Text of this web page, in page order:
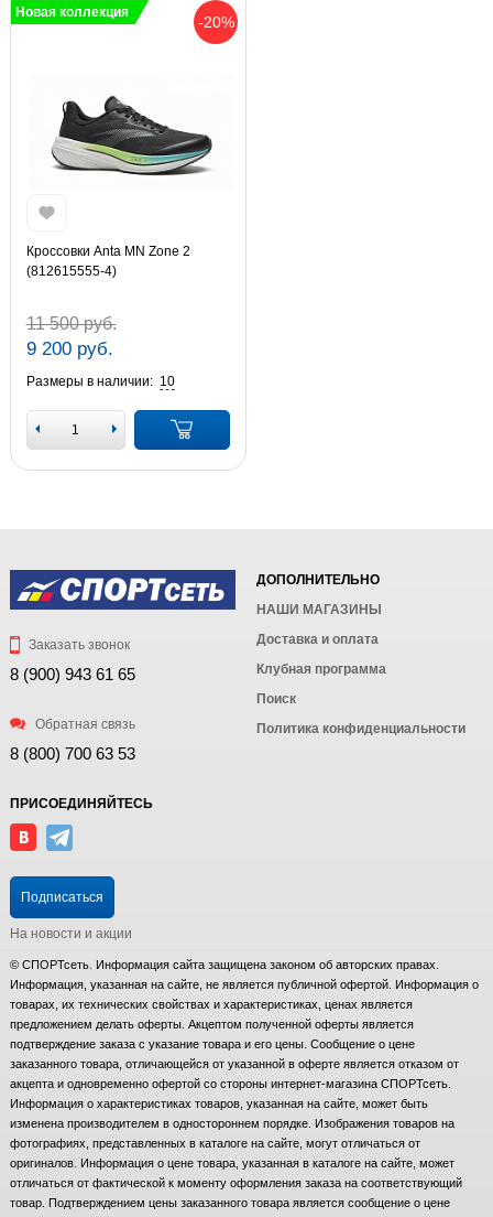
-20%
Новая коллекция
Кроссовки Anta MN Zone 2
(812615555-4)
11 500 руб.
9 200 руб.
Размеры в наличии: 10
Заказать звонок
8 (900) 943 61 65
Обратная связь
8 (800) 700 63 53
ДОПОЛНИТЕЛЬНО
НАШИ МАГАЗИНЫ
Доставка и оплата
Клубная программа
Поиск
Политика конфиденциальности
ПРИСОЕДИНЯЙТЕСЬ
Подписаться
На новости и акции
© СПОРТсеть. Информация сайта защищена законом об авторских правах.
Информация, указанная на сайте, не является публичной офертой. Информация о
товарах, их технических свойствах и характеристиках, ценах является
предложением делать оферты. Акцептом полученной оферты является
подтверждение заказа с указание товара и его цены. Сообщение о цене
заказанного товара, отличающейся от указанной в оферте является отказом от
акцепта и одновременно офертой со стороны интернет-магазина СПОРТсеть.
Информация о характеристиках товаров, указанная на сайте, может быть
изменена производителем в одностороннем порядке. Изображения товаров на
фотографиях, представленных в каталоге на сайте, могут отличаться от
оригиналов. Информация о цене товара, указанная в каталоге на сайте, может
отличаться от фактической к моменту оформления заказа на соответствующий
товар. Подтверждением цены заказанного товара является сообщение о цене